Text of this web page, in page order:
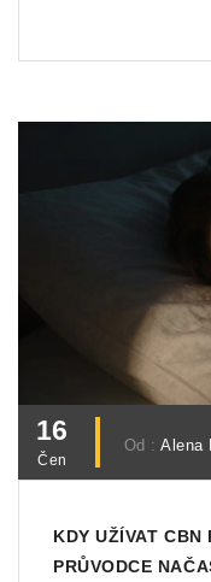
16
Čen
Od :Alena
KDY UŽÍVAT CBN
PRŮVODCE